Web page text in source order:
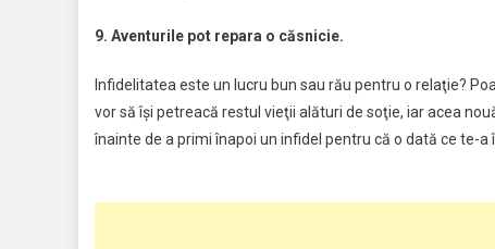
9. Aventurile pot repara o căsnicie.
Infidelitatea este un lucru bun sau rău pentru o relaţie?
vor să îşi petreacă restul vieţii alături de soţie, iar acea
înainte de a primi înapoi un infidel pentru că o dată ce te-